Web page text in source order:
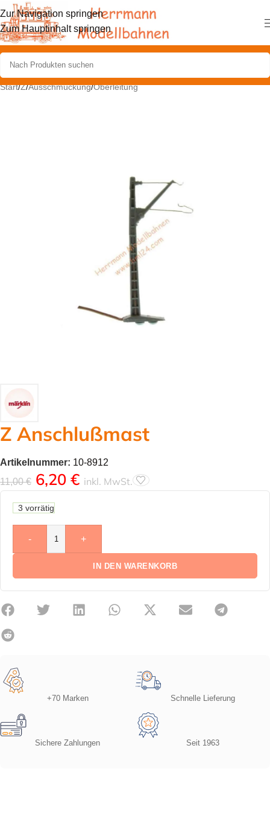
Zur Navigation springen
Zum Hauptinhalt springen
Start/Z/Ausschmückung/Oberleitung
Z Anschlußmast
Artikelnummer: 10-8912
11,00€ 6,20 € inkl. MwSt.
3 vorrätig
- +
IN DEN WARENKORB
+70 Marken Schnelle Lieferung
Sichere Zahlungen Seit 1963